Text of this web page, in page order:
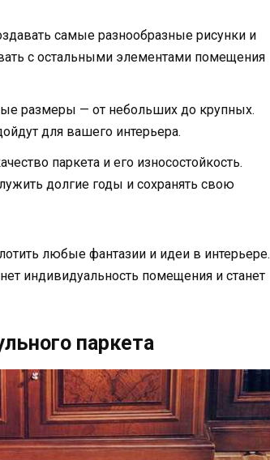
самые разнообразные рисунки и
с остальными элементами помещения
размеры — от небольших до крупных.
для вашего интерьера.
паркета и его износостойкость.
долгие годы и сохранять свою
любые фантазии и идеи в интерьере.
индивидуальность помещения и станет
паркета